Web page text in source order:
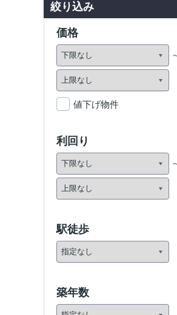
絞り込み
価格
値下げ物件
利回り
駅徒歩
築年数